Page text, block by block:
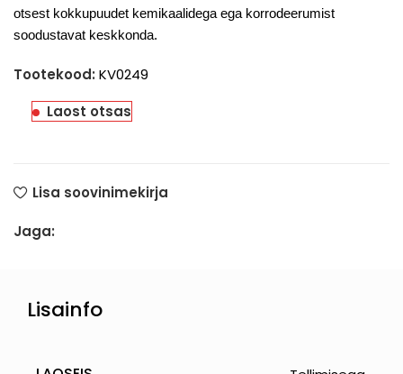
otsest kokkupuudet kemikaalidega ega korrodeerumist
soodustavat keskkonda.
Tootekood: KV0249
Laost otsas
Lisa soovinimekirja
Jaga:
Lisainfo